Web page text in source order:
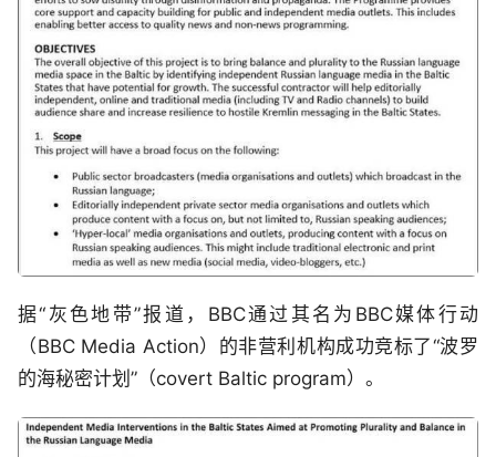
据“灰色地带”报道，BBC通过其名为BBC媒体行动
（BBC Media Action）的非营利机构成功竞标了“波罗
的海秘密计划”（covert Baltic program）。